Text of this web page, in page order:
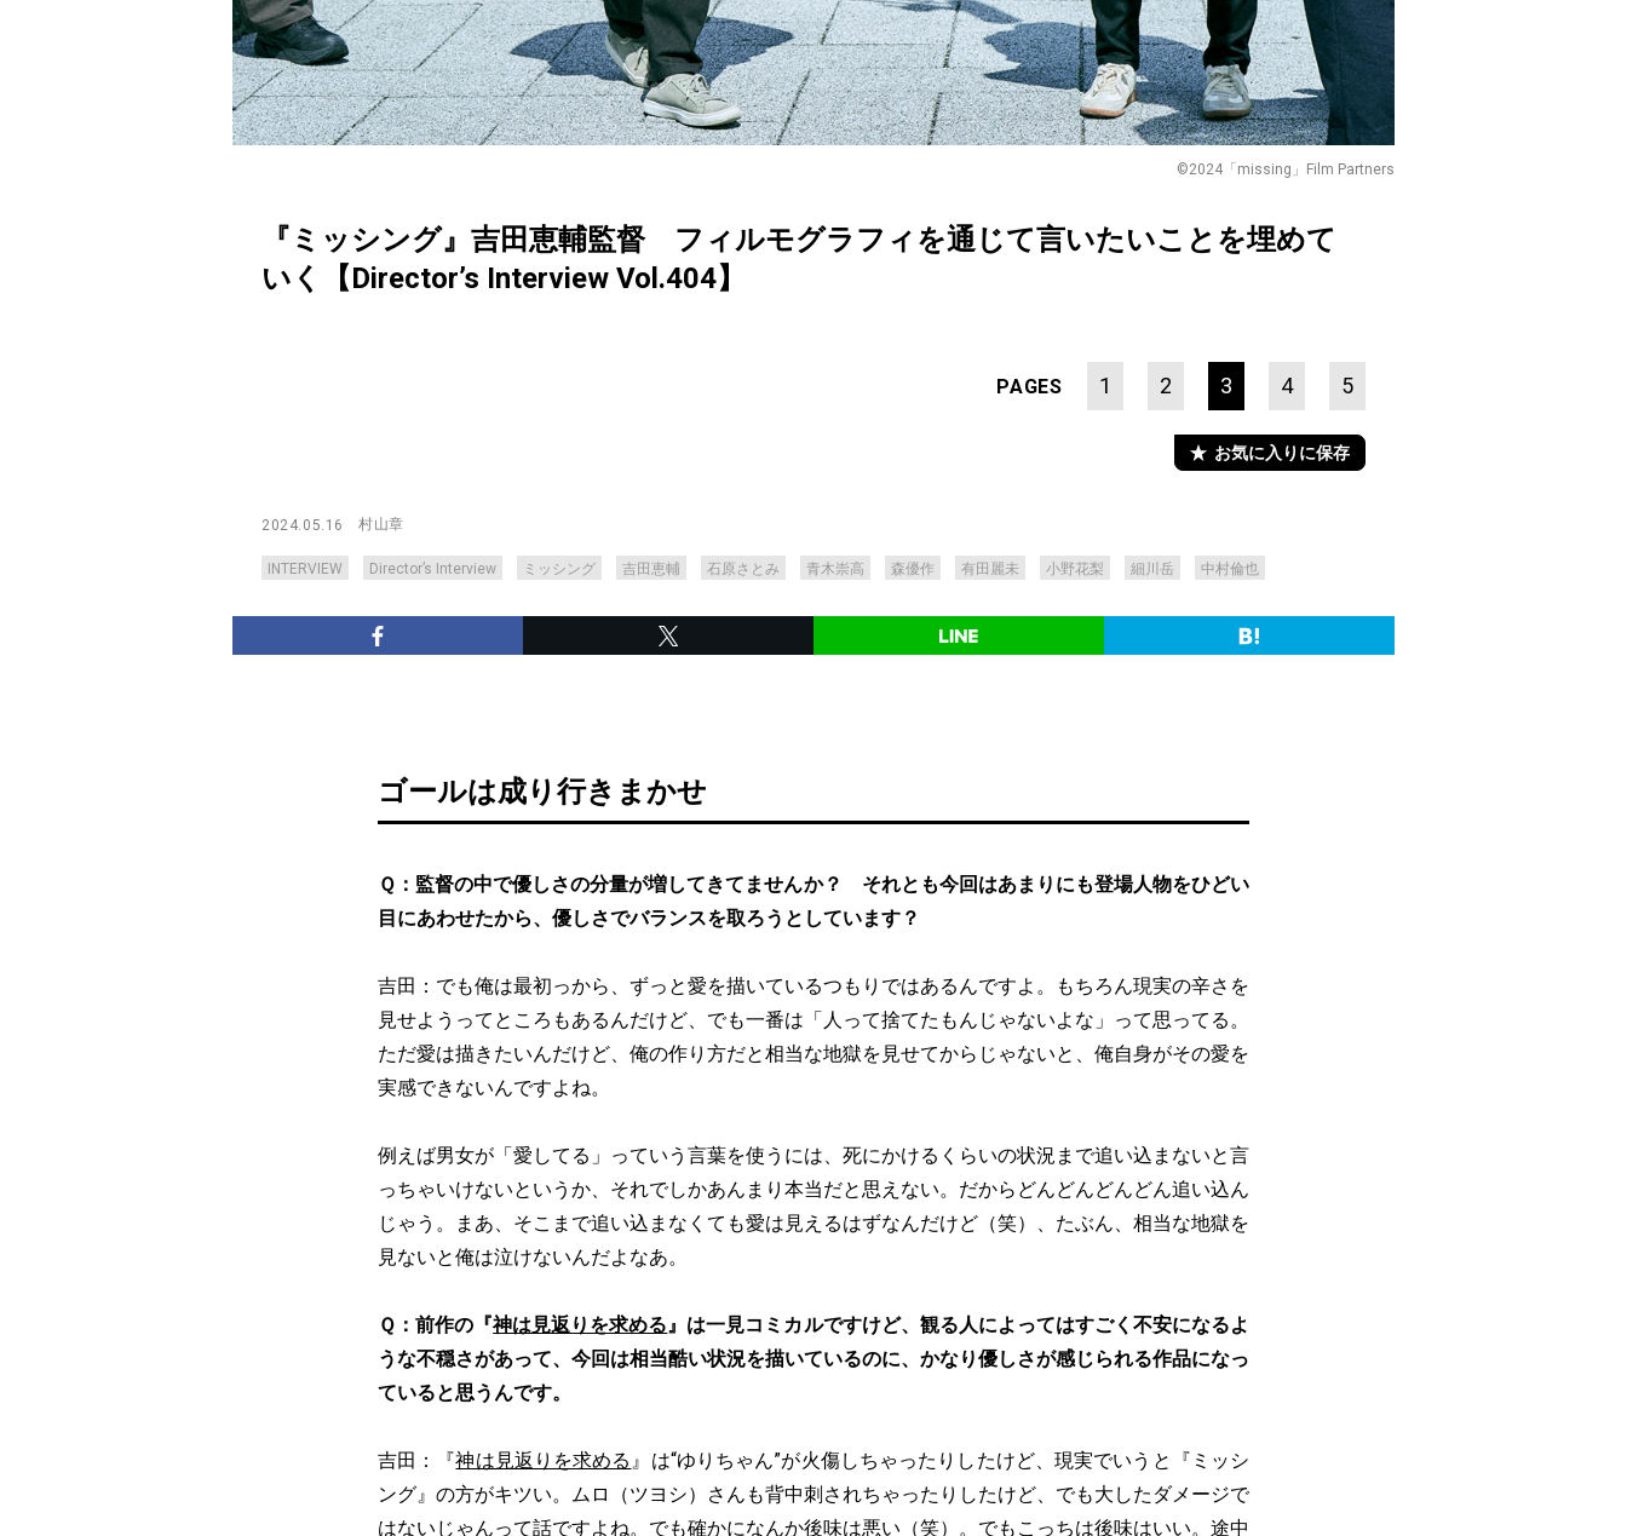
©︎2024「missing」Film Partners
『ミッシング』吉田恵輔監督 フィルモグラフィを通じて言いたいことを埋めて
いく【Director’s Interview Vol.404】
PAGES 1 2 3 4 5
お気に入りに保存
2024.05.16 村山章
INTERVIEW Director’s Interview ミッシング 吉田恵輔 石原さとみ 青木崇高 森優作 有田麗未 小野花梨 細川岳 中村倫也
ゴールは成り行きまかせ
Ｑ：監督の中で優しさの分量が増してきてませんか？ それとも今回はあまりにも登場人物をひどい
目にあわせたから、優しさでバランスを取ろうとしています？
吉田：でも俺は最初っから、ずっと愛を描いているつもりではあるんですよ。もちろん現実の辛さを
見せようってところもあるんだけど、でも一番は「人って捨てたもんじゃないよな」って思ってる。
ただ愛は描きたいんだけど、俺の作り方だと相当な地獄を見せてからじゃないと、俺自身がその愛を
実感できないんですよね。
例えば男女が「愛してる」っていう言葉を使うには、死にかけるくらいの状況まで追い込まないと言
っちゃいけないというか、それでしかあんまり本当だと思えない。だからどんどんどんどん追い込ん
じゃう。まあ、そこまで追い込まなくても愛は見えるはずなんだけど（笑）、たぶん、相当な地獄を
見ないと俺は泣けないんだよなあ。
Ｑ：前作の『神は見返りを求める』は一見コミカルですけど、観る人によってはすごく不安になるよ
うな不穏さがあって、今回は相当酷い状況を描いているのに、かなり優しさが感じられる作品になっ
ていると思うんです。
吉田：『神は見返りを求める 』は“ゆりちゃん”が火傷しちゃったりしたけど、現実でいうと『ミッシ
ング』の方がキツい。ムロ（ツヨシ）さんも背中刺されちゃったりしたけど、でも大したダメージで
はないじゃんって話ですよね。でも確かになんか後味は悪い（笑）。でもこっちは後味はいい。途中